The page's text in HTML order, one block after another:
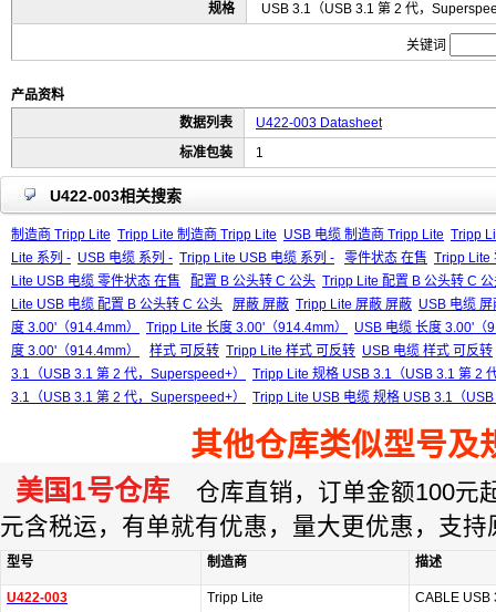
规格
USB 3.1（USB 3.1 第 2 代，
关键词
产品资料
数据列表
U422-003 Datasheet
标准包装
1
U422-003相关搜索
制造商 Tripp Lite Tripp Lite 制造商 Tripp Lite USB 电缆 制造商 Tripp Lite Tripp
Lite 系列 - USB 电缆 系列 - Tripp Lite USB 电缆 系列 - 零件状态 在售 Tripp Lite
Lite USB 电缆 零件状态 在售
配置 B 公头转 C 公头 Tripp Lite 配置 B 公头转 C
Lite USB 电缆 配置 B 公头转 C 公头
屏蔽 屏蔽 Tripp Lite 屏蔽 屏蔽 USB 电缆
度 3.00'（914.4mm）
Tripp Lite 长度 3.00'（914.4mm）
USB 电缆 长度 3.00'（
度 3.00'（914.4mm）
样式 可反转 Tripp Lite 样式 可反转 USB 电缆 样式 可反转
3.1（USB 3.1 第 2 代，Superspeed+）
Tripp Lite 规格 USB 3.1（USB 3.1 第 2
3.1（USB 3.1 第 2 代，Superspeed+）
Tripp Lite USB 电缆 规格 USB 3.1（
其他仓库类似型号及
美国1号仓库 仓库直销，订单金额100元
元含税运，有单就有优惠，量大更优惠，支持
型号 制造商 描述
U422-003
Tripp Lite
CABLE USB